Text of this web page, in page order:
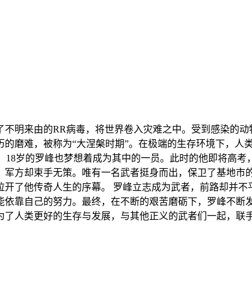
明来由的RR病毒，将世界卷入灾难之中。受到感染的
磨难，被称为“大涅槃时期”。在极端的生存环境下，
岁的罗峰也梦想着成为其中的一员。此时的他即将高
方却束手无策。唯有一名武者挺身而出，保卫了基地
了他传奇人生的序幕。 罗峰立志成为武者，前路却并
靠自己的努力。最终，在不断的艰苦磨砺下，罗峰不
人类更好的生存与发展，与其他正义的武者们一起，